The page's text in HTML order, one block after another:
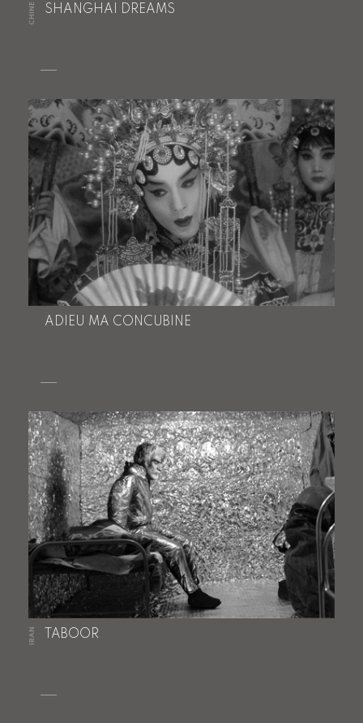
CHINE SHANGHAI DREAMS
ADIEU MA CONCUBINE
IRAN TABOOR